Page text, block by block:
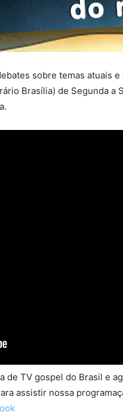
sobre temas atuais
Brasília) de Segunda a
de TV gospel do Brasil e
assistir nossa